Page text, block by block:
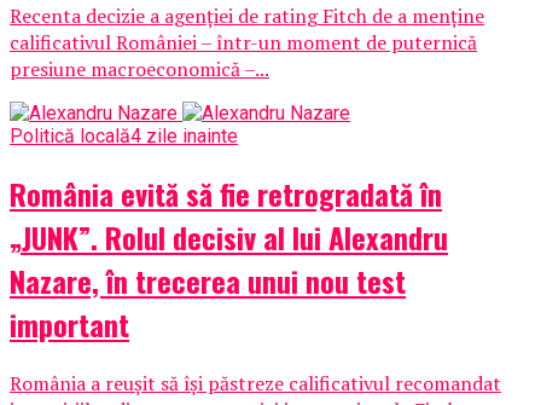
Recenta decizie a agenției de rating Fitch de a menține
calificativul României – într-un moment de puternică
presiune macroeconomică –...
Politică locală4 zile inainte
România evită să fie retrogradată în
„JUNK”. Rolul decisiv al lui Alexandru
Nazare, în trecerea unui nou test
important
România a reușit să își păstreze calificativul recomandat